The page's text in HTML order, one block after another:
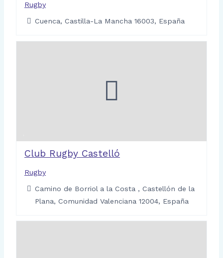
Rugby
Cuenca, Castilla-La Mancha 16003, España
Club Rugby Castelló
Rugby
Camino de Borriol a la Costa , Castellón de la
Plana, Comunidad Valenciana 12004, España